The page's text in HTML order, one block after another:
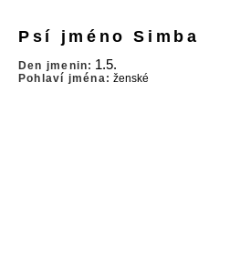
Psí jméno Simba
Den jmenin: 1.5.
Pohlaví jména: ženské